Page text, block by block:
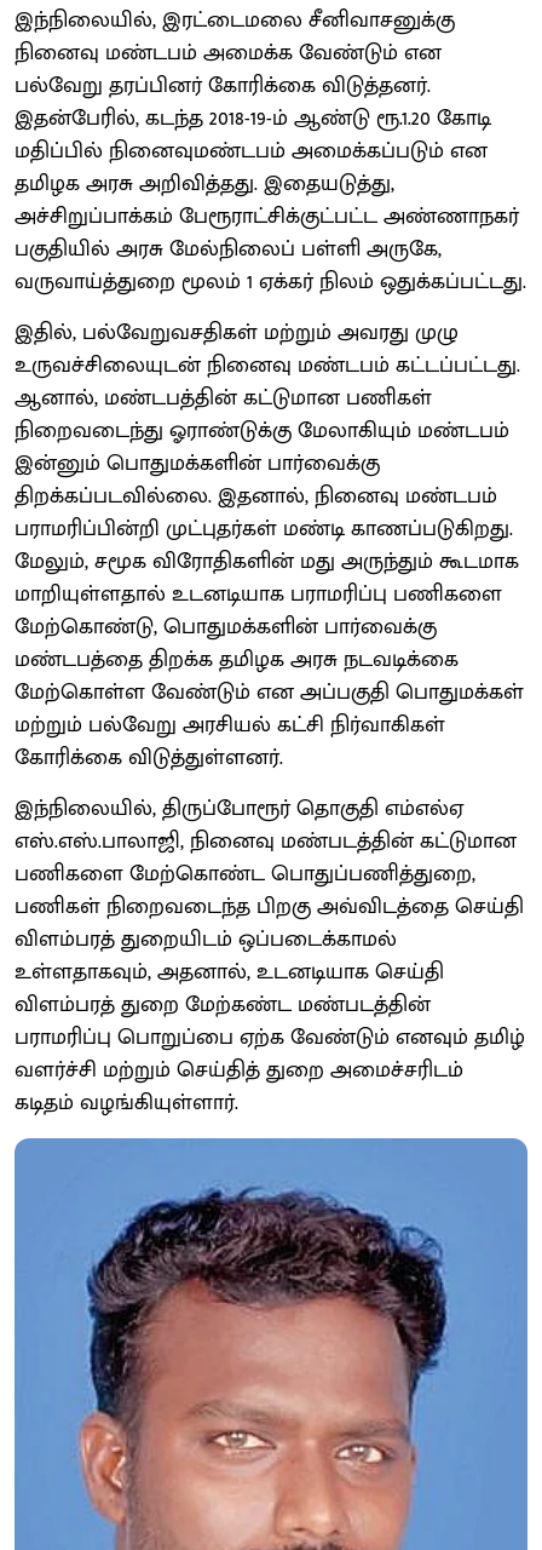
இந்நிலையில், இரட்டைமலை சீனிவாசனுக்கு
நினைவு மண்டபம் அமைக்க வேண்டும் என
பல்வேறு தரப்பினர் கோரிக்கை விடுத்தனர்.
இதன்பேரில், கடந்த 2018-19-ம் ஆண்டு ரூ.1.20 கோடி
மதிப்பில் நினைவுமண்டபம் அமைக்கப்படும் என
தமிழக அரசு அறிவித்தது. இதையடுத்து,
அச்சிறுப்பாக்கம் பேரூராட்சிக்குட்பட்ட அண்ணாநகர்
பகுதியில் அரசு மேல்நிலைப் பள்ளி அருகே,
வருவாய்த்துறை மூலம் 1 ஏக்கர் நிலம் ஒதுக்கப்பட்டது.
இதில், பல்வேறுவசதிகள் மற்றும் அவரது முழு
உருவச்சிலையுடன் நினைவு மண்டபம் கட்டப்பட்டது.
ஆனால், மண்டபத்தின் கட்டுமான பணிகள்
நிறைவடைந்து ஓராண்டுக்கு மேலாகியும் மண்டபம்
இன்னும் பொதுமக்களின் பார்வைக்கு
திறக்கப்படவில்லை. இதனால், நினைவு மண்டபம்
பராமரிப்பின்றி முட்புதர்கள் மண்டி காணப்படுகிறது.
மேலும், சமூக விரோதிகளின் மது அருந்தும் கூடமாக
மாறியுள்ளதால் உடனடியாக பராமரிப்பு பணிகளை
மேற்கொண்டு, பொதுமக்களின் பார்வைக்கு
மண்டபத்தை திறக்க தமிழக அரசு நடவடிக்கை
மேற்கொள்ள வேண்டும் என அப்பகுதி பொதுமக்கள்
மற்றும் பல்வேறு அரசியல் கட்சி நிர்வாகிகள்
கோரிக்கை விடுத்துள்ளனர்.
இந்நிலையில், திருப்போரூர் தொகுதி எம்எல்ஏ
எஸ்.எஸ்.பாலாஜி, நினைவு மண்படத்தின் கட்டுமான
பணிகளை மேற்கொண்ட பொதுப்பணித்துறை,
பணிகள் நிறைவடைந்த பிறகு அவ்விடத்தை செய்தி
விளம்பரத் துறையிடம் ஒப்படைக்காமல்
உள்ளதாகவும், அதனால், உடனடியாக செய்தி
விளம்பரத் துறை மேற்கண்ட மண்படத்தின்
பராமரிப்பு பொறுப்பை ஏற்க வேண்டும் எனவும் தமிழ்
வளர்ச்சி மற்றும் செய்தித் துறை அமைச்சரிடம்
கடிதம் வழங்கியுள்ளார்.